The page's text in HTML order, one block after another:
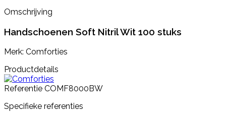
Omschrijving
Handschoenen Soft Nitril Wit 100 stuks
Merk: Comforties
Productdetails
Referentie COMF8000BW
Specifieke referenties